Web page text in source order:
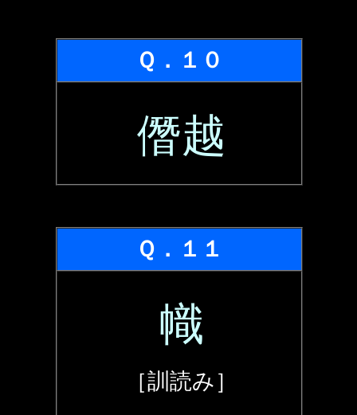
Ｑ．１０
僭越
Ｑ．１１
幟
［訓読み］